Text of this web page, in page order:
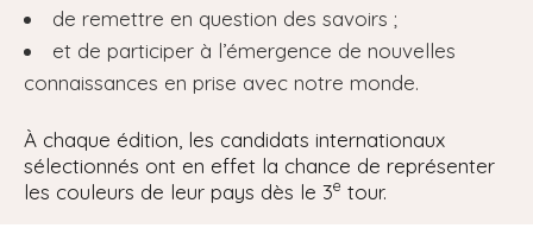
de remettre en question des savoirs ;
et de participer à l’émergence de nouvelles
connaissances en prise avec notre monde.
À chaque édition, les candidats internationaux
sélectionnés ont en effet la chance de représenter
les couleurs de leur pays dès le 3e tour.